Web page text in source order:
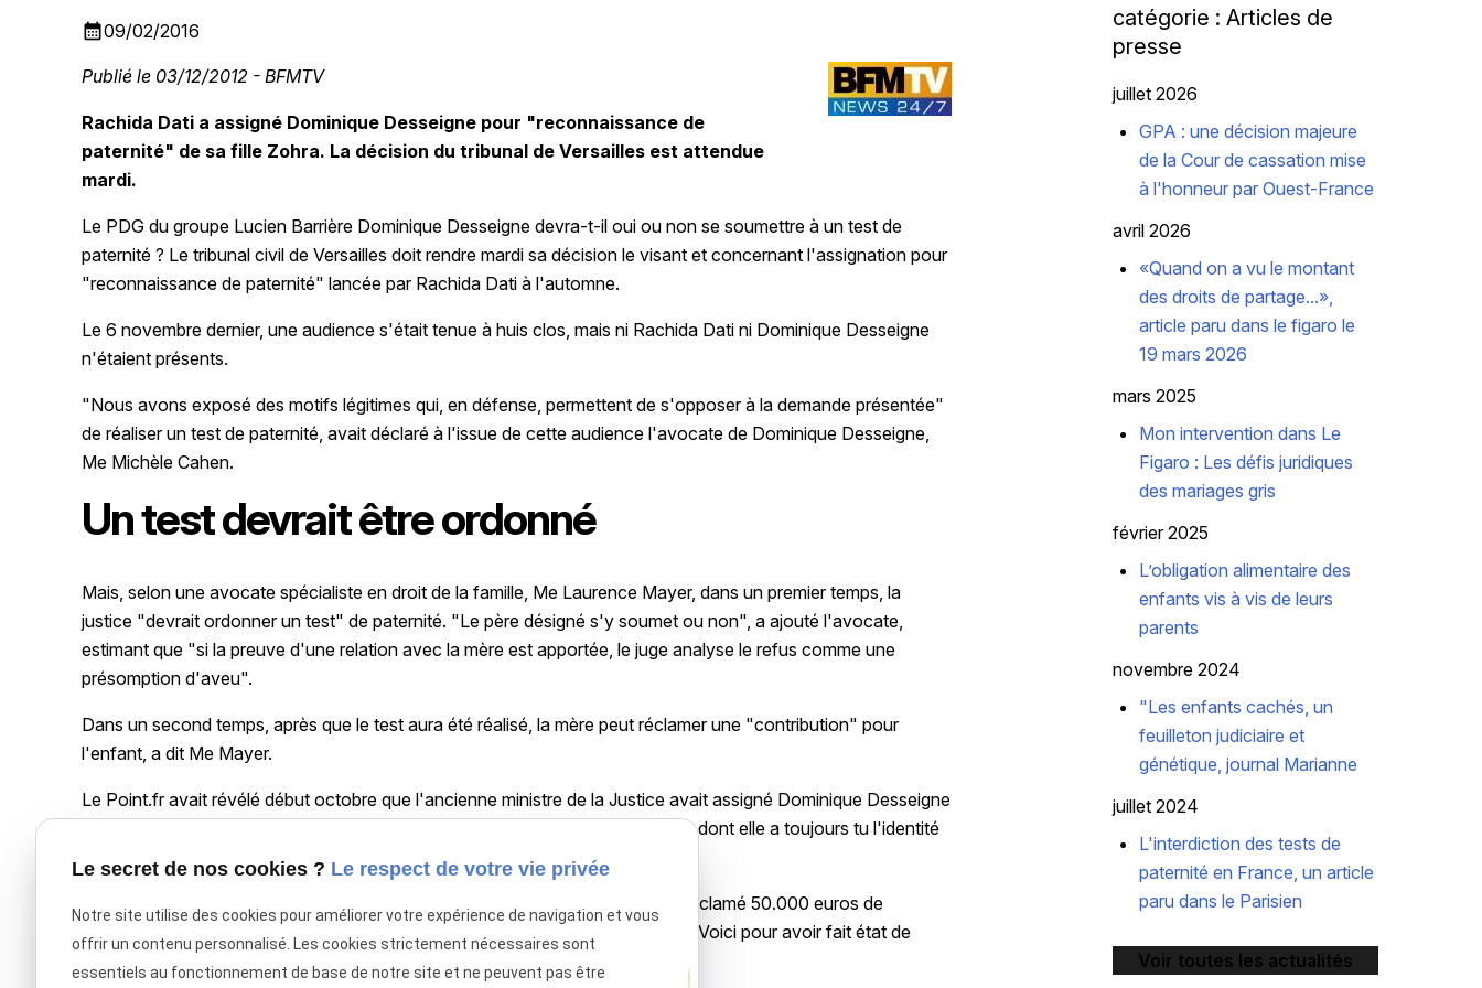
calendar_month09/02/2016
Publié le 03/12/2012 - BFMTV
Rachida Dati a assigné Dominique Desseigne pour "reconnaissance de
paternité" de sa fille Zohra. La décision du tribunal de Versailles est attendue
mardi.
Le PDG du groupe Lucien Barrière Dominique Desseigne devra-t-il oui ou non se soumettre à un test de
paternité ? Le tribunal civil de Versailles doit rendre mardi sa décision le visant et concernant l'assignation pour
"reconnaissance de paternité" lancée par Rachida Dati à l'automne.
Le 6 novembre dernier, une audience s'était tenue à huis clos, mais ni Rachida Dati ni Dominique Desseigne
n'étaient présents.
"Nous avons exposé des motifs légitimes qui, en défense, permettent de s'opposer à la demande présentée"
de réaliser un test de paternité, avait déclaré à l'issue de cette audience l'avocate de Dominique Desseigne,
Me Michèle Cahen.
Un test devrait être ordonné
Mais, selon une avocate spécialiste en droit de la famille, Me Laurence Mayer, dans un premier temps, la
justice "devrait ordonner un test" de paternité. "Le père désigné s'y soumet ou non", a ajouté l'avocate,
estimant que "si la preuve d'une relation avec la mère est apportée, le juge analyse le refus comme une
présomption d'aveu".
Dans un second temps, après que le test aura été réalisé, la mère peut réclamer une "contribution" pour
l'enfant, a dit Me Mayer.
Le Point.fr avait révélé début octobre que l'ancienne ministre de la Justice avait assigné Dominique Desseigne
pour "reconnaissance de paternité" de sa fille Zohra, née le 2 janvier 2009, et dont elle a toujours tu l'identité
du père. L'ex-garde des Sceaux avait démenti l'information.
Le 22 novembre, devant la 1ère chambre civile de Nanterre, l'eurodéputée a réclamé 50.000 euros de
dommages et intérêts pour elle et autant pour sa fille aux magazines Closer et Voici pour avoir fait état de
cette action en justice.
catégorie : Articles de
presse
juillet 2026
GPA : une décision majeure
de la Cour de cassation mise
à l'honneur par Ouest-France
avril 2026
«Quand on a vu le montant
des droits de partage...»,
article paru dans le figaro le
19 mars 2026
mars 2025
Mon intervention dans Le
Figaro : Les défis juridiques
des mariages gris
février 2025
L’obligation alimentaire des
enfants vis à vis de leurs
parents
novembre 2024
"Les enfants cachés, un
feuilleton judiciaire et
génétique, journal Marianne
juillet 2024
L'interdiction des tests de
paternité en France, un article
paru dans le Parisien
Voir toutes les actualités
Le secret de nos cookies ? Le respect de votre vie privée
Notre site utilise des cookies pour améliorer votre expérience de navigation et vous
offrir un contenu personnalisé. Les cookies strictement nécessaires sont
essentiels au fonctionnement de base de notre site et ne peuvent pas être